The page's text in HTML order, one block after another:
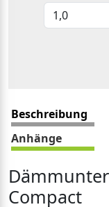
Beschreibung
Anhänge
Compact